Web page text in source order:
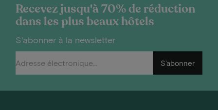
Recevez jusqu'à 70% de réduction
dans les plus beaux hôtels
S'abonner à la newsletter
S'abonner